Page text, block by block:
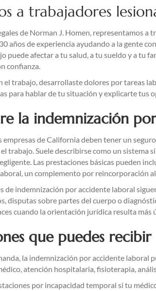
a trabajadores
de Norman J. Homen, representamos
años de experiencia ayudando a la gente
puede afectar a tu salud, a tu sueldo y a tu
confianza.
el trabajo, desarrollaste dolores por tareas
para hablar de tu situación y explicarte tus
la indemnización
empresas de California deben tener un
trabajo. Suele describirse como un sistema
Las prestaciones básicas pueden
un complemento por reincorporación
de indemnización por accidente laboral
disputas sobre partes del cuerpo o
cuando la orientación jurídica resulta más
que puedes recibir
la indemnización por accidente laboral
atención hospitalaria, fisioterapia,
por incapacidad temporal si tu